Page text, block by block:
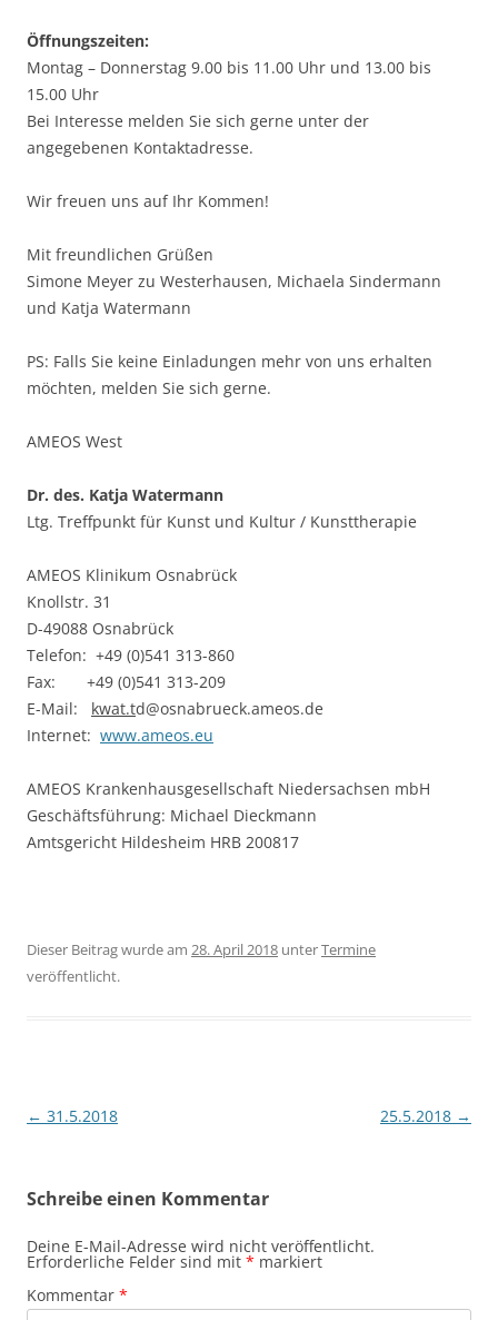
Öffnungszeiten:
Montag – Donnerstag 9.00 bis 11.00 Uhr und 13.00 bis
15.00 Uhr
Bei Interesse melden Sie sich gerne unter der
angegebenen Kontaktadresse.
Wir freuen uns auf Ihr Kommen!
Mit freundlichen Grüßen
Simone Meyer zu Westerhausen, Michaela Sindermann
und Katja Watermann
PS: Falls Sie keine Einladungen mehr von uns erhalten
möchten, melden Sie sich gerne.
AMEOS West
Dr. des. Katja Watermann
Ltg. Treffpunkt für Kunst und Kultur / Kunsttherapie
AMEOS Klinikum Osnabrück
Knollstr. 31
D-49088 Osnabrück
Telefon: +49 (0)541 313-860
Fax: +49 (0)541 313-209
E-Mail: kwat.td@osnabrueck.ameos.de
Internet: www.ameos.eu
AMEOS Krankenhausgesellschaft Niedersachsen mbH
Geschäftsführung: Michael Dieckmann
Amtsgericht Hildesheim HRB 200817
Dieser Beitrag wurde am 28. April 2018 unterTermine
veröffentlicht.
Beitragsnavigation
← 31.5.2018 25.5.2018 →
Schreibe einen Kommentar
Deine E-Mail-Adresse wird nicht veröffentlicht.
Erforderliche Felder sind mit * markiert
Kommentar *